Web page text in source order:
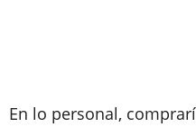
En lo personal,